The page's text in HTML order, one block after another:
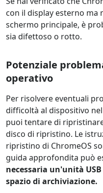
con il display esterno ma
schermo principale, è
sia difettoso o rotto.
Potenziale
operativo
Per risolvere eventuali
difficoltà al dispositivo
puoi tentare di
disco di ripristino. Le
ripristino di ChromeOS
guida approfondita può
necessaria un'unità
spazio di archiviazione.